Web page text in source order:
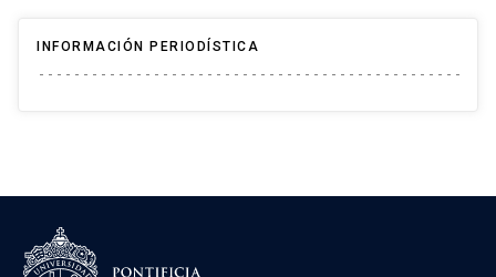
INFORMACIÓN PERIODÍSTICA